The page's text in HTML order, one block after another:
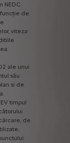
NEDC.
funcție de
viteza
ale unui
său
si de
timpul
de